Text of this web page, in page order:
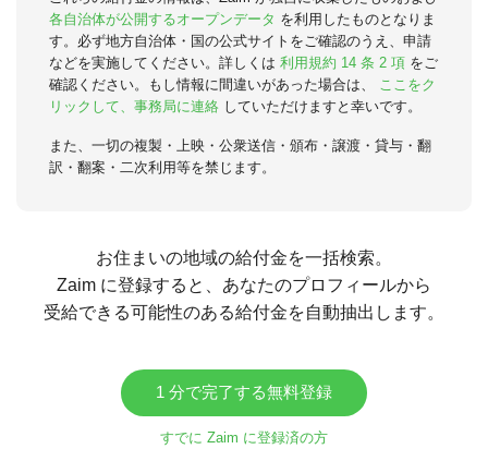
各自治体が公開するオープンデータ を利用したものとなりま
す。必ず地方自治体・国の公式サイトをご確認のうえ、申請
などを実施してください。詳しくは 利用規約 14 条 2 項 をご
確認ください。もし情報に間違いがあった場合は、
ここをク
リックして、事務局に連絡 していただけますと幸いです。
また、一切の複製・上映・公衆送信・頒布・譲渡・貸与・翻
訳・翻案・二次利用等を禁じます。
お住まいの地域の給付金を一括検索。
Zaim に登録すると、あなたのプロフィールから
受給できる可能性のある給付金を自動抽出します。
1 分で完了する無料登録
すでに Zaim に登録済の方